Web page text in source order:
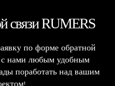
связи RUMERS
по форме обратной
с нами любым удобным
поработать над вашим
!